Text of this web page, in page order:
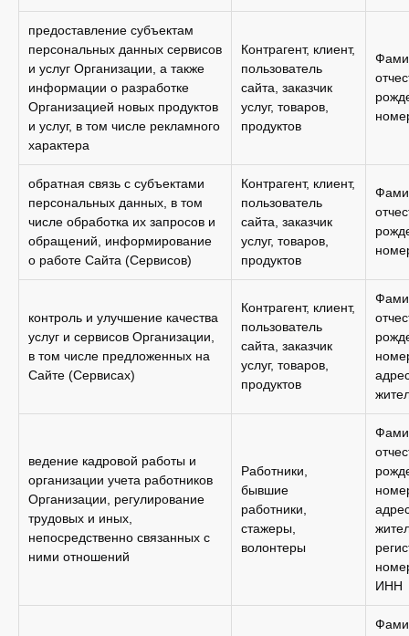
предоставление субъектам
персональных данных сервисов
и услуг Организации, а также
информации о разработке
Организацией новых продуктов
и услуг, в том числе рекламного
характера
Контрагент, клиент,
пользователь
сайта, заказчик
услуг, товаров,
продуктов
обратная связь с субъектами
персональных данных, в том
числе обработка их запросов и
обращений, информирование
о работе Сайта (Сервисов)
Контрагент, клиент,
пользователь
сайта, заказчик
услуг, товаров,
продуктов
контроль и улучшение качества
услуг и сервисов Организации,
в том числе предложенных на
Сайте (Сервисах)
Контрагент, клиент,
пользователь
сайта, заказчик
услуг, товаров,
продуктов
ведение кадровой работы и
организации учета работников
Организации, регулирование
трудовых и иных,
непосредственно связанных с
ними отношений
Работники,
бывшие
работники,
стажеры,
волонтеры
ИНН